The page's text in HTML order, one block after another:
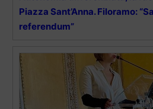
Piazza Sant’Anna. Filoramo:
referendum”